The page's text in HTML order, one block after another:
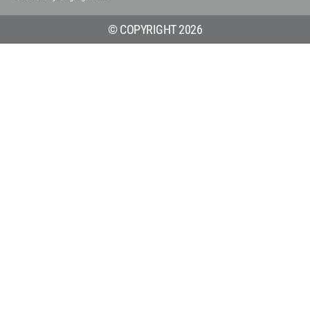
© COPYRIGHT 2026